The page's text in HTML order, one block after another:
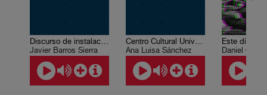
Discurso de instalación del Consejo Universitario de 1966
Javier Barros Sierra
Centro Cultural Universitario
Ana Luisa Sánchez
Daniel Cazés